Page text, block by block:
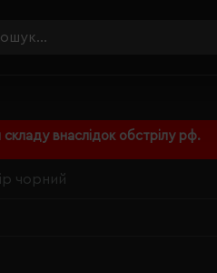
внаслідок обстрілу рф.
чорний